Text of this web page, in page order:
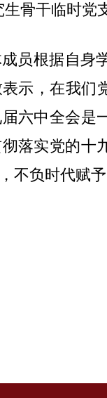
生骨干临时党
员根据自身
示，在我们
六中全会是
落实党的十
不负时代赋予